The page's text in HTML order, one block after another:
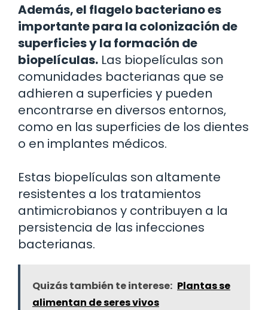
Además, el flagelo bacteriano es
importante para la colonización de
superficies y la formación de
biopelículas. Las biopelículas son
comunidades bacterianas que se
adhieren a superficies y pueden
encontrarse en diversos entornos,
como en las superficies de los dientes
o en implantes médicos.
Estas biopelículas son altamente
resistentes a los tratamientos
antimicrobianos y contribuyen a la
persistencia de las infecciones
bacterianas.
Quizás también te interese: Plantas se
alimentan de seres vivos